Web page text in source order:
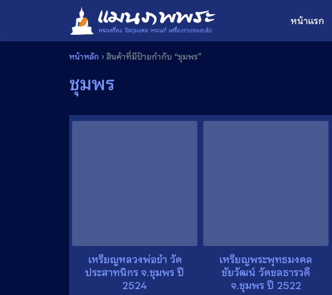
หน้าแรก
หน้าหลัก ›สินค้าที่มีป้ายกำกับ “ชุมพร”
ชุมพร
เหรียญหลวงพ่อขำ วัด
ประสาทนิกร จ.ชุมพร ปี
2524
เหรียญพระพุทธมงคล
ชัยวัฒน์ วัดชลธารวดี
จ.ชุมพร ปี 2522